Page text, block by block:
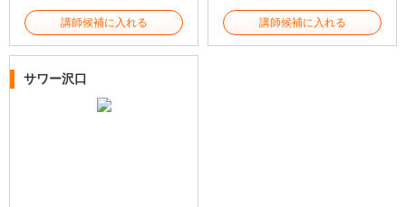
講師候補に入れる 講師候補に入れる
サワー沢口